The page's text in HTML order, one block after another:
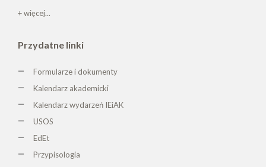
+ więcej...
Przydatne linki
Formularze i dokumenty
Kalendarz akademicki
Kalendarz wydarzeń IEiAK
USOS
EdEt
Przypisologia